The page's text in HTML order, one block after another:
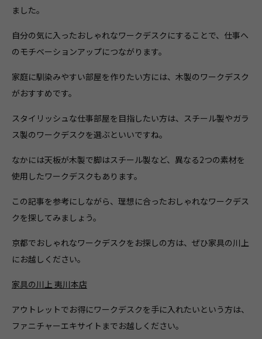
ました。
自分の気に入ったおしゃれなワークデスクにすることで、仕事へ
のモチベーションアップにつながります。
家庭に馴染みやすい部屋を作りたい方には、木製のワークデスク
がおすすめです。
スタイリッシュな仕事部屋を目指したい方は、スチール製やガラ
ス製のワークデスクを選ぶといいですね。
なかには天板が木製で脚はスチール製など、異なる2つの素材を
使用したワークデスクもあります。
この記事を参考にしながら、理想に合ったおしゃれなワークデス
クを探してみましょう。
京都でおしゃれなワークデスクをお探しの方は、ぜひ家具の川上
にお越しください。
家具の川上 夷川本店
アウトレットでお得にワークデスクを手に入れたいという方は、
ファニチャーエキサイトまでお越しください。